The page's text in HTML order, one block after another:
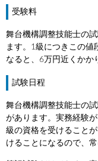
受験料
舞台機構調整技能士の
ます。1級につきこの値
なると、6万円近くかか
試験日程
舞台機構調整技能士の
があります。実務経験
級の資格を受けること
けることになるので、